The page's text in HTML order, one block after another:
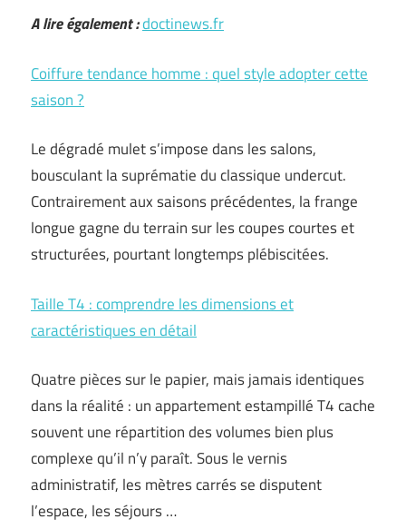
A lire également :doctinews.fr
Coiffure tendance homme : quel style adopter cette
saison ?
Le dégradé mulet s’impose dans les salons,
bousculant la suprématie du classique undercut.
Contrairement aux saisons précédentes, la frange
longue gagne du terrain sur les coupes courtes et
structurées, pourtant longtemps plébiscitées.
Taille T4 : comprendre les dimensions et
caractéristiques en détail
Quatre pièces sur le papier, mais jamais identiques
dans la réalité : un appartement estampillé T4 cache
souvent une répartition des volumes bien plus
complexe qu’il n’y paraît. Sous le vernis
administratif, les mètres carrés se disputent
l’espace, les séjours …